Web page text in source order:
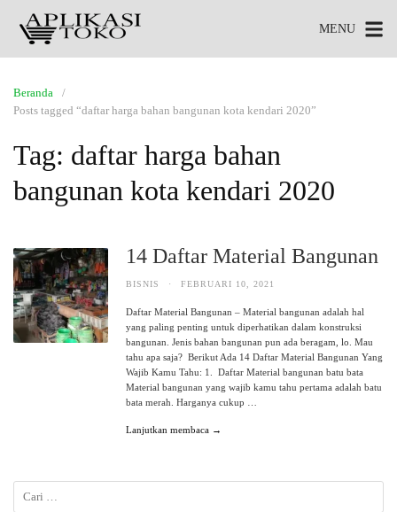
MENU
Beranda
Posts tagged “daftar harga bahan bangunan kota kendari 2020”
Tag: daftar harga bahan
bangunan kota kendari 2020
14 Daftar Material Bangunan
BISNIS · FEBRUARI 10, 2021
Daftar Material Bangunan – Material bangunan adalah hal
yang paling penting untuk diperhatikan dalam konstruksi
bangunan. Jenis bahan bangunan pun ada beragam, lo. Mau
tahu apa saja? Berikut Ada 14 Daftar Material Bangunan Yang
Wajib Kamu Tahu: 1. Daftar Material bangunan batu bata
Material bangunan yang wajib kamu tahu pertama adalah batu
bata merah. Harganya cukup …
Lanjutkan membaca →